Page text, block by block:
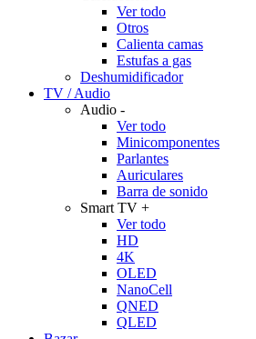
Ver todo
Otros
Calienta camas
Estufas a gas
Deshumidificador
TV / Audio
Audio -
Ver todo
Minicomponentes
Parlantes
Auriculares
Barra de sonido
Smart TV +
Ver todo
HD
4K
OLED
NanoCell
QNED
QLED